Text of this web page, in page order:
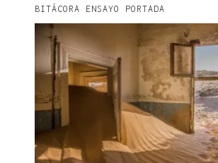
BITÁCORA ENSAYO PORTADA